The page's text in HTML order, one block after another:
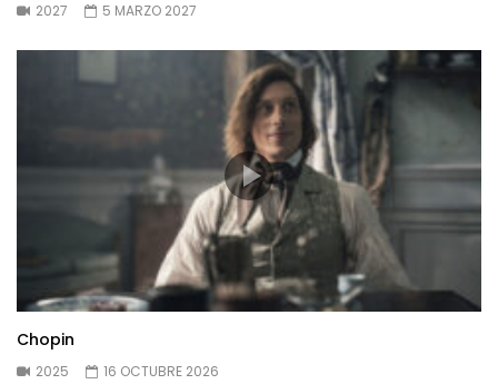
2027 5 MARZO 2027
Chopin
2025 16 OCTUBRE 2026